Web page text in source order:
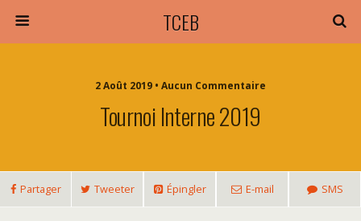
TCEB
2 Août 2019 • Aucun Commentaire
Tournoi Interne 2019
Partager Tweeter Épingler E-mail SMS